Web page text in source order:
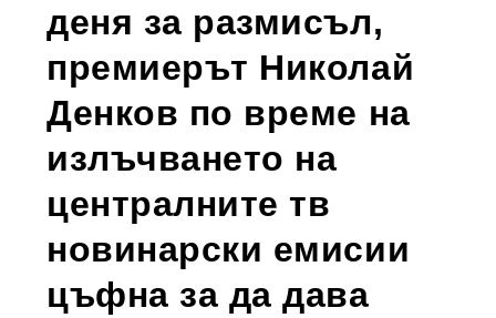
деня за размисъл,
премиерът Николай
Денков по време на
излъчването на
централните тв
новинарски емисии
цъфна за да дава